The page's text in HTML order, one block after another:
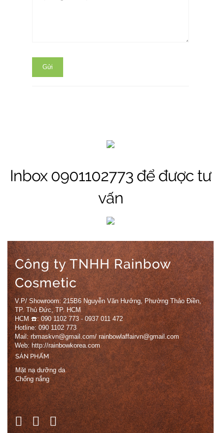
Gửi
Inbox 0901102773 để được tư
vấn
Công ty TNHH Rainbow
Cosmetic
V.P/ Showroom: 215B6 Nguyễn Văn Hưởng, Phường Thảo Điền,
TP. Thủ Đức, TP. HCM
HCM ☎️: 090 1102 773 - 0937 011 472
Hotline: 090 1102 773
Mail: rbmaskvn@gmail.com/ rainbowlaffairvn@gmail.com
Web: http://rainbowkorea.com
SẢN PHẨM
Mặt nạ dưỡng da
Chống nắng